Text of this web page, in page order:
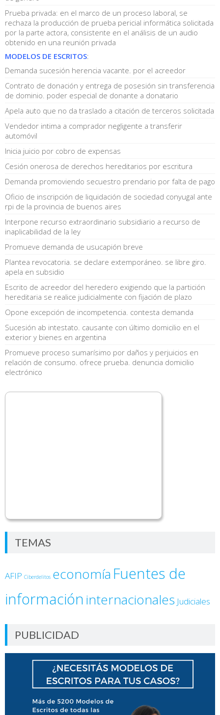
Prueba privada: en el marco de un proceso laboral, se
rechaza la producción de prueba pericial informática solicitada
por la parte actora, consistente en el análisis de un audio
obtenido en una reunión privada
MODELOS DE ESCRITOS:
Demanda sucesión herencia vacante. por el acreedor
Contrato de donación y entrega de posesión sin transferencia
de dominio. poder especial de donante a donatario
Apela auto que no da traslado a citación de terceros solicitada
Vendedor intima a comprador negligente a transferir
automóvil
Inicia juicio por cobro de expensas
Cesión onerosa de derechos hereditarios por escritura
Demanda promoviendo secuestro prendario por falta de pago
Oficio de inscripción de liquidación de sociedad conyugal ante
rpi de la provincia de buenos aires
Interpone recurso extraordinario subsidiario a recurso de
inaplicabilidad de la ley
Promueve demanda de usucapión breve
Plantea revocatoria. se declare extemporáneo. se libre giro.
apela en subsidio
Escrito de acreedor del heredero exigiendo que la partición
hereditaria se realice judicialmente con fijación de plazo
Opone excepción de incompetencia. contesta demanda
Sucesión ab intestato. causante con último domicilio en el
exterior y bienes en argentina
Promueve proceso sumarísimo por daños y perjuicios en
relación de consumo. ofrece prueba. denuncia domicilio
electrónico
TEMAS
AFIP Ciberdelitos economía Fuentes de
informacióninternacionales Judiciales
PUBLICIDAD